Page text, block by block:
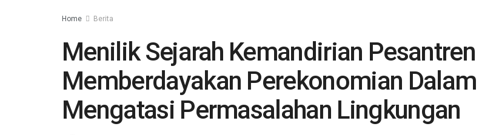
Home Berita
Menilik Sejarah Kemandirian Pesantren
Memberdayakan Perekonomian Dalam
Mengatasi Permasalahan Lingkungan